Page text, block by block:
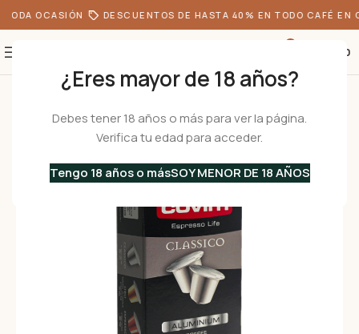
¿Eres mayor de 18 años?
Debes tener 18 años o más para ver la página.
Verifica tu edad para acceder.
Tengo 18 años o másSOY MENOR DE 18 AÑOS
OCASIÓN DESCUENTOS DE HASTA 40% EN TODO CAFÉ EN
0.00
Cápsulas de Café